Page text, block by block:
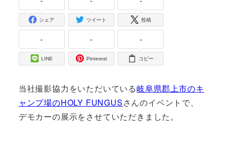
シェア ツイート 投稿
-
LINE
-
Pinterest
-
コピー
当社撮影協力をいただいている岐阜県郡上市のキ
ャンプ場のHOLY FUNGUSさんのイベントで、
デモカーの展示をさせていただきました。